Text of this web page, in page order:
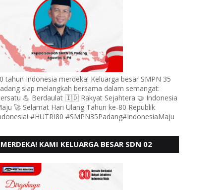
tahun Indonesia merdeka! Keluarga besar SMPN 35
siap melangkah bersama dalam semangat:
💪 Berdaulat 🇮🇩 Rakyat Sejahtera 🤝 Indonesia
🚀 Selamat Hari Ulang Tahun ke-80 Republik
#HUTRI80 #SMPN35Padang#IndonesiaMaju
MERDEKA! KAMI KELUARGA BESAR SDN 02
MENGUCAPKAN HUT RI KE - 80,